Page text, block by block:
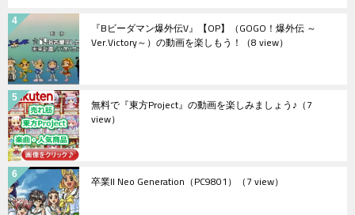
『Bビーダマン爆外伝V』【OP】（GOGO！爆外伝 ～
Ver.Victory～）の動画を楽しもう！ （8 view）
無料で『東方Project』の動画を楽しみましょう♪ （7
view）
卒業II Neo Generation（PC9801） （7 view）